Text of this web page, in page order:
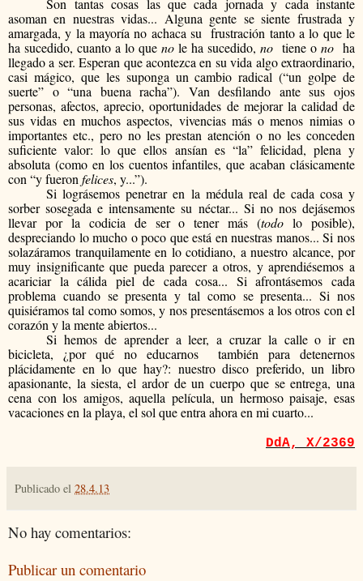
Son tantas cosas las que cada jornada y cada instante
asoman en nuestras vidas... Alguna gente se siente frustrada y
amargada, y la mayoría no achaca su frustración tanto a lo que le
ha sucedido, cuanto a lo que no le ha sucedido, no tiene o no ha
llegado a ser. Esperan que acontezca en su vida algo extraordinario,
casi mágico, que les suponga un cambio radical (“un golpe de
suerte” o “una buena racha”). Van desfilando ante sus ojos
personas, afectos, aprecio, oportunidades de mejorar la calidad de
sus vidas en muchos aspectos, vivencias más o menos nimias o
importantes etc., pero no les prestan atención o no les conceden
suficiente valor: lo que ellos ansían es “la” felicidad, plena y
absoluta (como en los cuentos infantiles, que acaban clásicamente
con “y fueron felices, y...”).
Si lográsemos penetrar en la médula real de cada cosa y
sorber sosegada e intensamente su néctar... Si no nos dejásemos
llevar por la codicia de ser o tener más (todolo posible),
despreciando lo mucho o poco que está en nuestras manos... Si nos
solazáramos tranquilamente en lo cotidiano, a nuestro alcance, por
muy insignificante que pueda parecer a otros, y aprendiésemos a
acariciar la cálida piel de cada cosa... Si afrontásemos cada
problema cuando se presenta y tal como se presenta... Si nos
quisiéramos tal como somos, y nos presentásemos a los otros con el
corazón y la mente abiertos...
Si hemos de aprender a leer, a cruzar la calle o ir en
bicicleta, ¿por qué no educarnos
también para detenernos
plácidamente en lo que hay?: nuestro disco preferido, un libro
apasionante, la siesta, el ardor de un cuerpo que se entrega, una
cena con los amigos, aquella película, un hermoso paisaje, esas
vacaciones en la playa, el sol que entra ahora en mi cuarto...
DdA, X/2369
Publicado el 28.4.13
No hay comentarios:
Publicar un comentario